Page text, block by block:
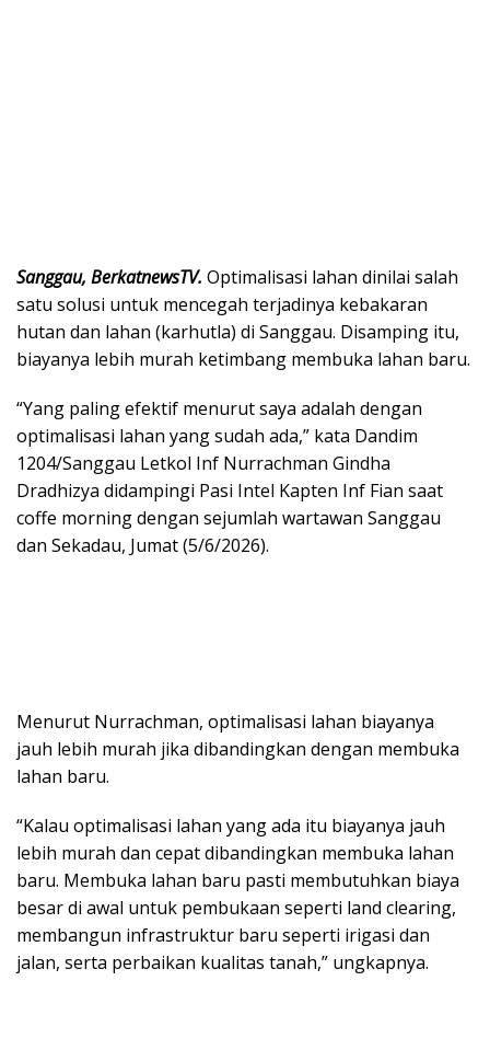
Sanggau, BerkatnewsTV. Optimalisasi lahan dinilai salah
satu solusi untuk mencegah terjadinya kebakaran
hutan dan lahan (karhutla) di Sanggau. Disamping itu,
biayanya lebih murah ketimbang membuka lahan baru.
“Yang paling efektif menurut saya adalah dengan
optimalisasi lahan yang sudah ada,” kata Dandim
1204/Sanggau Letkol Inf Nurrachman Gindha
Dradhizya didampingi Pasi Intel Kapten Inf Fian saat
coffe morning dengan sejumlah wartawan Sanggau
dan Sekadau, Jumat (5/6/2026).
Menurut Nurrachman, optimalisasi lahan biayanya
jauh lebih murah jika dibandingkan dengan membuka
lahan baru.
“Kalau optimalisasi lahan yang ada itu biayanya jauh
lebih murah dan cepat dibandingkan membuka lahan
baru. Membuka lahan baru pasti membutuhkan biaya
besar di awal untuk pembukaan seperti land clearing,
membangun infrastruktur baru seperti irigasi dan
jalan, serta perbaikan kualitas tanah,” ungkapnya.